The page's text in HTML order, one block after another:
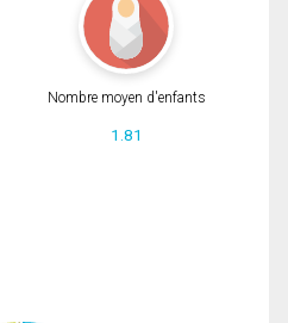
Nombre moyen d'enfants
1.81